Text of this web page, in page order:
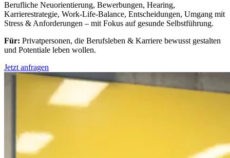
Berufliche Neuorientierung, Bewerbungen, Hearing,
Karrierestrategie, Work-Life-Balance, Entscheidungen, Umgang mit
Stress & Anforderungen – mit Fokus auf gesunde Selbstführung.
Für: Privatpersonen, die Berufsleben & Karriere bewusst gestalten
und Potentiale leben wollen.
Jetzt anfragen